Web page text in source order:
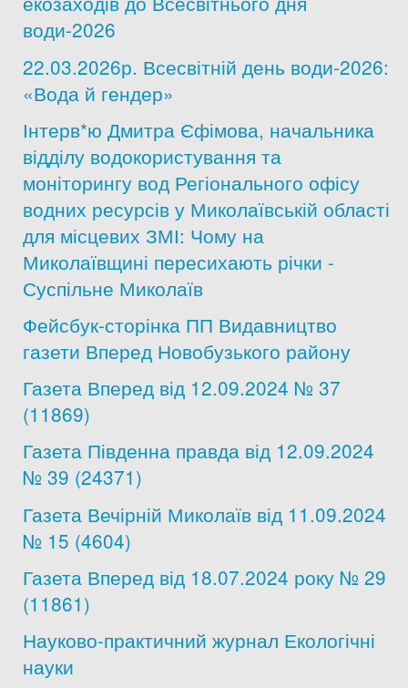
води-2026
22.03.2026р. Всесвітній день води-2026:
«Вода й гендер»
Інтерв*ю Дмитра Єфімова, начальника
відділу водокористування та
моніторингу вод Регіонального офісу
водних ресурсів у Миколаївській області
для місцевих ЗМІ: Чому на
Миколаївщині пересихають річки -
Суспільне Миколаїв
Фейсбук-сторінка ПП Видавництво
газети Вперед Новобузького району
Газета Вперед від 12.09.2024 № 37
(11869)
Газета Південна правда від 12.09.2024
№ 39 (24371)
Газета Вечірній Миколаїв від 11.09.2024
№ 15 (4604)
Газета Вперед від 18.07.2024 року № 29
(11861)
Науково-практичний журнал Екологічні
науки